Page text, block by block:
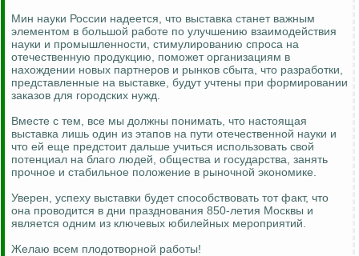
Мин науки России надеется, что выставка станет важным
элементом в большой работе по улучшению взаимодействия
науки и промышленности, стимулированию спроса на
отечественную продукцию, поможет организациям в
нахождении новых партнеров и рынков сбыта, что разработки,
представленные на выставке, будут учтены при формировании
заказов для городских нужд.
Вместе с тем, все мы должны понимать, что настоящая
выставка лишь один из этапов на пути отечественной науки и
что ей еще предстоит дальше учиться использовать свой
потенциал на благо людей, общества и государства, занять
прочное и стабильное положение в рыночной экономике.
Уверен, успеху выставки будет способствовать тот факт, что
она проводится в дни празднования 850-летия Москвы и
является одним из ключевых юбилейных мероприятий.
Желаю всем плодотворной работы!